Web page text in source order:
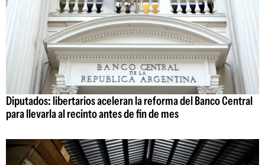
Diputados: libertarios aceleran la reforma del Banco Central
para llevarla al recinto antes de fin de mes